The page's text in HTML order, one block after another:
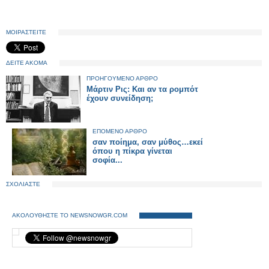
ΜΟΙΡΑΣΤΕΙΤΕ
ΔΕΙΤΕ ΑΚΟΜΑ
ΠΡΟΗΓΟΥΜΕΝΟ ΑΡΘΡΟ
Μάρτιν Ρις: Και αν τα ρομπότ
έχουν συνείδηση;
ΕΠΟΜΕΝΟ ΑΡΘΡΟ
σαν ποίημα, σαν μύθος…εκεί
όπου η πίκρα γίνεται
σοφία...
ΣΧΟΛΙΑΣΤΕ
ΑΚΟΛΟΥΘΗΣΤΕ ΤΟ NEWSNOWGR.COM